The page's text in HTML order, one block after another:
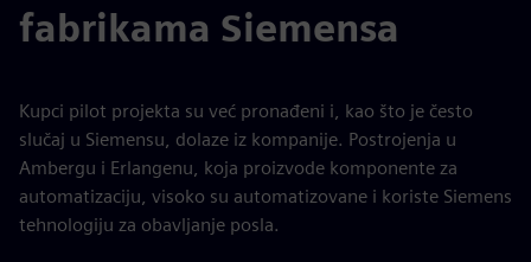
fabrikama Siemensa
Kupci pilot projekta su već pronađeni i, kao što je često
slučaj u Siemensu, dolaze iz kompanije. Postrojenja u
Ambergu i Erlangenu, koja proizvode komponente za
automatizaciju, visoko su automatizovane i koriste Siemens
tehnologiju za obavljanje posla.